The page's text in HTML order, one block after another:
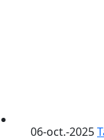
06-oct.-2025